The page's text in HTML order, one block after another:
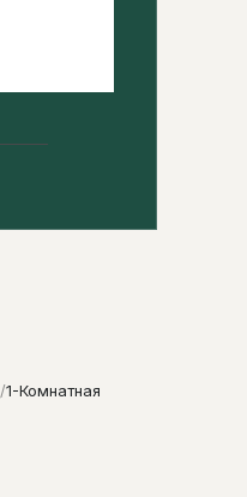
/1-Комнатная